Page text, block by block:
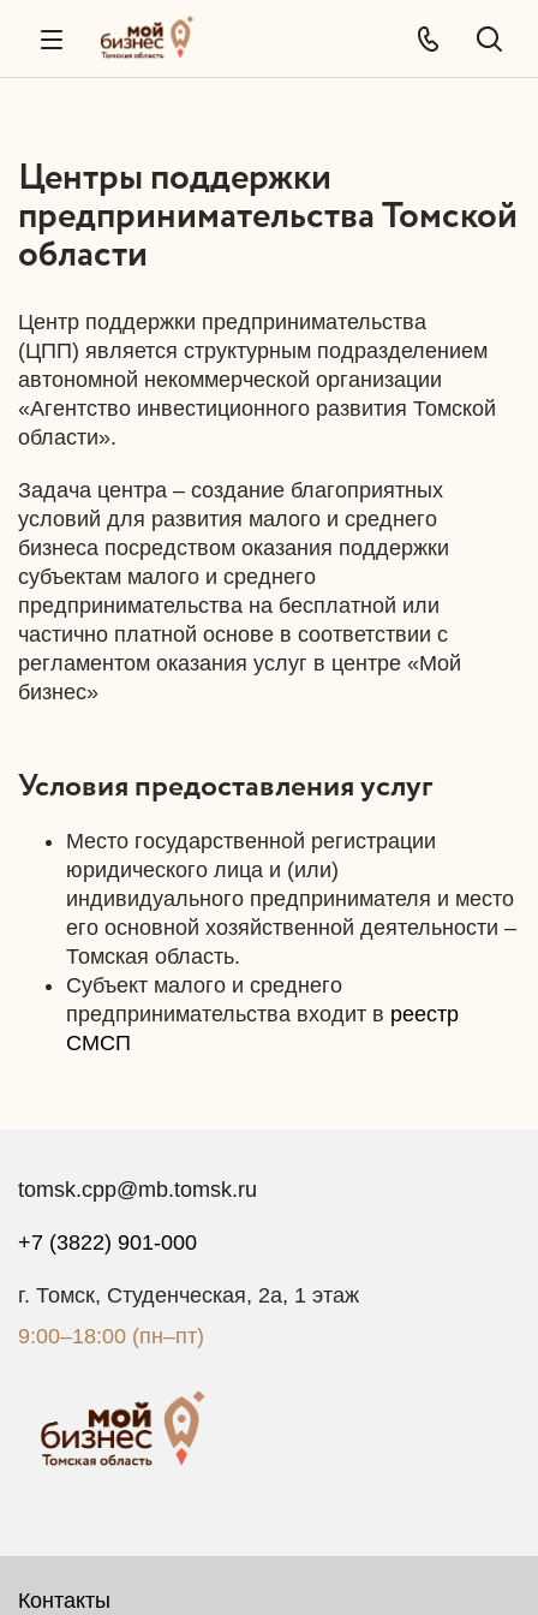
Центры поддержки
предпринимательства Томской
области
Центр поддержки предпринимательства
(ЦПП) является структурным подразделением
автономной некоммерческой организации
«Агентство инвестиционного развития Томской
области».
Задача центра – создание благоприятных
условий для развития малого и среднего
бизнеса посредством оказания поддержки
субъектам малого и среднего
предпринимательства на бесплатной или
частично платной основе в соответствии с
регламентом оказания услуг в центре «Мой
бизнес»
Условия предоставления услуг
Место государственной регистрации
юридического лица и (или)
индивидуального предпринимателя и место
его основной хозяйственной деятельности –
Томская область.
Субъект малого и среднего
предпринимательства входит в реестр
СМСП
tomsk.cpp@mb.tomsk.ru
+7 (3822) 901-000
г. Томск, Студенческая, 2а, 1 этаж
9:00–18:00 (пн–пт)
Контакты